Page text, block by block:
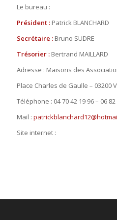
Le bureau :
Président : Patrick BLANCHARD
Secrétaire : Bruno SUDRE
Trésorier : Bertrand MAILLARD
Adresse : Maisons des
Place Charles de Gaulle – 03200
Téléphone : 04 70 42 19 96 – 06 82
Mail :
Site internet :